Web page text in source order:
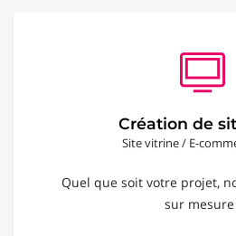
Création de
Site vitrine / E-
Quel que soit votre projet,
sur mesure